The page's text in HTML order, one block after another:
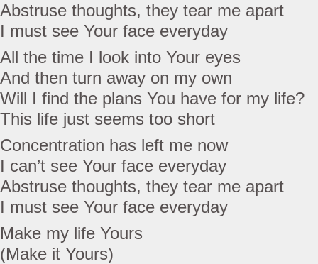
Abstruse thoughts, they tear me apart
I must see Your face everyday
All the time I look into Your eyes
And then turn away on my own
Will I find the plans You have for my life?
This life just seems too short
Concentration has left me now
I can’t see Your face everyday
Abstruse thoughts, they tear me apart
I must see Your face everyday
Make my life Yours
(Make it Yours)